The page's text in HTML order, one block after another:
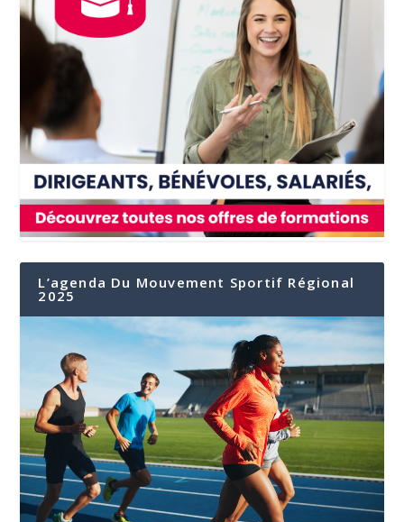
L’agenda Du Mouvement Sportif Régional
2025